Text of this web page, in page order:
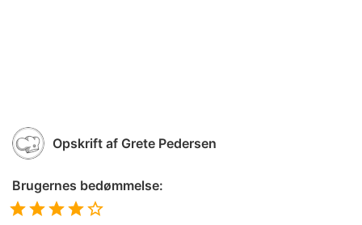
Opskrift af Grete Pedersen
Brugernes bedømmelse: